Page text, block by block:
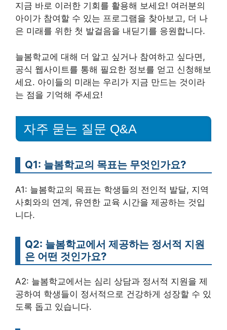
지금 바로 이러한 기회를 활용해 보세요! 여러분의
아이가 참여할 수 있는 프로그램을 찾아보고, 더 나
은 미래를 위한 첫 발걸음을 내딛기를 응원합니다.
늘봄학교에 대해 더 알고 싶거나 참여하고 싶다면,
공식 웹사이트를 통해 필요한 정보를 얻고 신청해보
세요. 아이들의 미래는 우리가 지금 만드는 것이라
는 점을 기억해 주세요!
자주 묻는 질문 Q&A
Q1: 늘봄학교의 목표는 무엇인가요?
A1: 늘봄학교의 목표는 학생들의 전인적 발달, 지역
사회와의 연계, 유연한 교육 시간을 제공하는 것입
니다.
Q2: 늘봄학교에서 제공하는 정서적 지원
은 어떤 것인가요?
A2: 늘봄학교에서는 심리 상담과 정서적 지원을 제
공하여 학생들이 정서적으로 건강하게 성장할 수 있
도록 돕고 있습니다.